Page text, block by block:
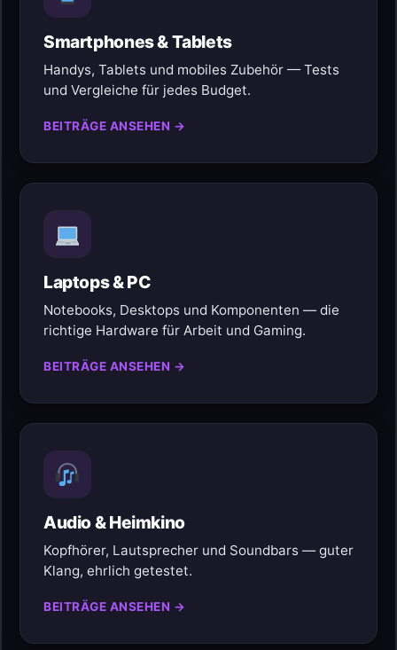
Smartphones & Tablets
Handys, Tablets und mobiles Zubehör — Tests
und Vergleiche für jedes Budget.
BEITRÄGE ANSEHEN →
Laptops & PC
Notebooks, Desktops und Komponenten — die
richtige Hardware für Arbeit und Gaming.
BEITRÄGE ANSEHEN →
Audio & Heimkino
Kopfhörer, Lautsprecher und Soundbars — guter
Klang, ehrlich getestet.
BEITRÄGE ANSEHEN →